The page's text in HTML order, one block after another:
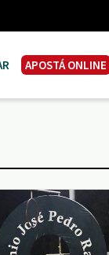
APOSTÁ ONLINE